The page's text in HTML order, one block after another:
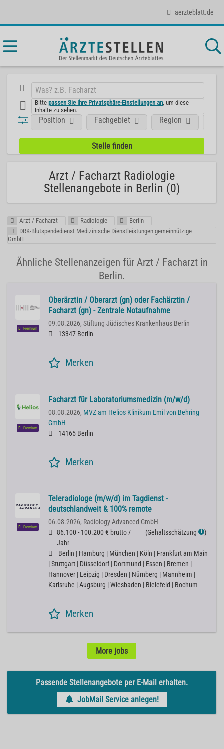
aerzteblatt.de
Bittepassen Sie Ihre Privatsphäre-Einstellungen an , um diese
Inhalte zu sehen.
Position Fachgebiet Region
Arzt / Facharzt Radiologie
Stellenangebote in Berlin (0)
Arzt / Facharzt Radiologie
Berlin
DRK-Blutspendedienst Medizinische Dienstleistungen gemeinnützige
GmbH
Ähnliche Stellenanzeigen für Arzt / Facharzt in
Berlin.
Premium
Oberärztin / Oberarzt (gn) oder Fachärztin /
Facharzt (gn) - Zentrale Notaufnahme
09.08.2026, Stiftung Jüdisches Krankenhaus Berlin
13347 Berlin
Merken
Premium
Facharzt für Laboratoriumsmedizin (m/w/d)
08.08.2026, MVZ am Helios Klinikum Emil von Behring
GmbH
14165 Berlin
Merken
Premium
Teleradiologe (m/w/d) im Tagdienst -
deutschlandweit & 100% remote
06.08.2026, Radiology Advanced GmbH
86.100 - 100.200 € brutto /
Jahr
(Gehaltsschätzung ℹ )
Berlin | Hamburg | München | Köln | Frankfurt am Main
| Stuttgart | Düsseldorf | Dortmund | Essen | Bremen |
Hannover | Leipzig | Dresden | Nürnberg | Mannheim |
Karlsruhe | Augsburg | Wiesbaden | Bielefeld | Bochum
Merken
More jobs
Passende Stellenangebote per E-Mail erhalten.
JobMail Service anlegen!